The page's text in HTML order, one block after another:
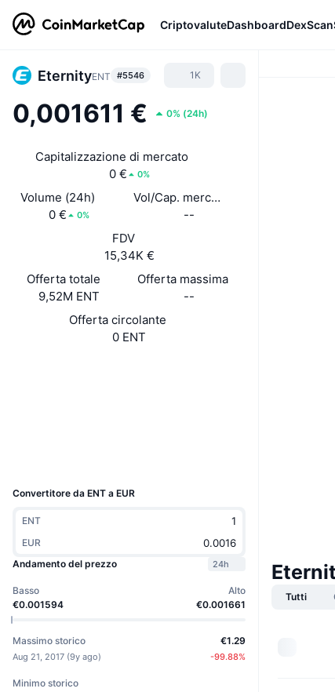
CriptovaluteDashboardDexScan
EternityENT #5546 1K
0,001611 € 0% (24h)
Capitalizzazione di mercato
0 €
0%
Volume (24h)
0 €
0%
Vol/Cap. mercato (24h)
--
FDV
15,34K €
Offerta totale
9,52M ENT
Offerta massima
--
Offerta circolante
0 ENT
Convertitore da ENT a EUR
ENT
EUR
Andamento del prezzo
24h
Basso
€0.001594
Alto
€0.001661
Massimo storico
Aug 21, 2017 (9y ago)
€1.29
-99.88%
Minimo storico
Tutti